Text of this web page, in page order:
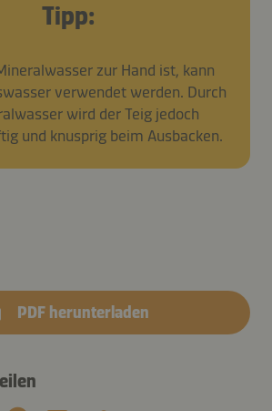
Tipp:
zur Hand ist, kann
verwendet werden. Durch
wird der Teig jedoch
und knusprig beim Ausbacken.
PDF herunterladen